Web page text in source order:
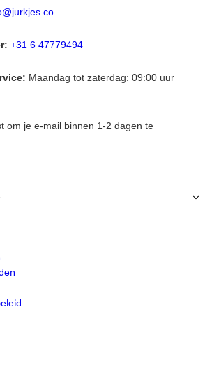
+31 6 47779494
Maandag tot zaterdag: 09:00 uur
om je e-mail binnen 1-2 dagen te